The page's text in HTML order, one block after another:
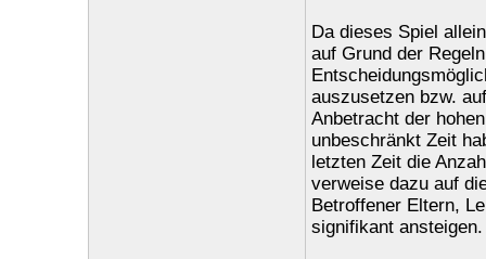
Da dieses Spiel
auf Grund der
auszusetzen bzw.
Anbetracht der
unbeschränkt Zeit
letzten Zeit die
verweise dazu auf
Betroffener Eltern,
signifikant ansteigen.